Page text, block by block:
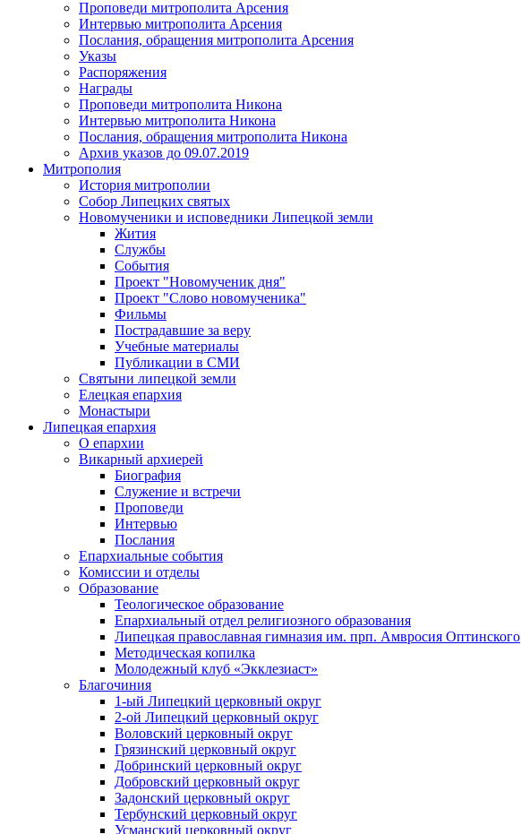
Проповеди митрополита Арсения
Интервью митрополита Арсения
Послания, обращения митрополита Арсения
Указы
Распоряжения
Награды
Проповеди митрополита Никона
Интервью митрополита Никона
Послания, обращения митрополита Никона
Архив указов до 09.07.2019
Митрополия
История митрополии
Собор Липецких святых
Новомученики и исповедники Липецкой земли
Жития
Службы
События
Проект "Новомученик дня"
Проект "Слово новомученика"
Фильмы
Пострадавшие за веру
Учебные материалы
Публикации в СМИ
Святыни липецкой земли
Елецкая епархия
Монастыри
Липецкая епархия
О епархии
Викарный архиерей
Биография
Служение и встречи
Проповеди
Интервью
Послания
Епархиальные события
Комиссии и отделы
Образование
Теологическое образование
Епархиальный отдел религиозного образования
Липецкая православная гимназия им. прп. Амвросия Оптинского
Методическая копилка
Молодежный клуб «Экклезиаст»
Благочиния
1-ый Липецкий церковный округ
2-ой Липецкий церковный округ
Воловский церковный округ
Грязинский церковный округ
Добринский церковный округ
Добровский церковный округ
Задонский церковный округ
Тербунский церковный округ
Усманский церковный округ